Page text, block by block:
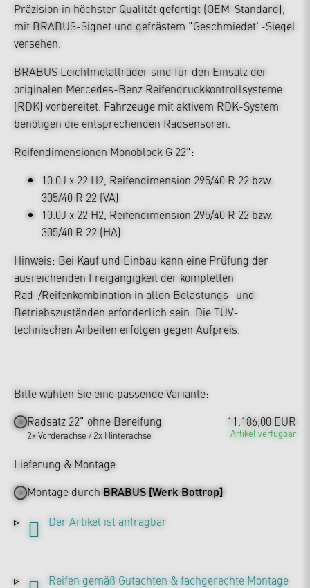
Präzision in höchster Qualität gefertigt (OEM-Standard),
mit BRABUS-Signet und gefrästem "Geschmiedet"-Siegel
versehen.
BRABUS Leichtmetallräder sind für den Einsatz der
originalen Mercedes-Benz Reifendruckkontrollsysteme
(RDK) vorbereitet. Fahrzeuge mit aktivem RDK-System
benötigen die entsprechenden Radsensoren.
Reifendimensionen Monoblock G 22":
10.0J x 22 H2, Reifendimension 295/40 R 22 bzw.
305/40 R 22 (VA)
10.0J x 22 H2, Reifendimension 295/40 R 22 bzw.
305/40 R 22 (HA)
Hinweis: Bei Kauf und Einbau kann eine Prüfung der
ausreichenden Freigängigkeit der kompletten
Rad-/Reifenkombination in allen Belastungs- und
Betriebszuständen erforderlich sein. Die TÜV-
technischen Arbeiten erfolgen gegen Aufpreis.
Bitte wählen Sie eine passende Variante:
Radsatz 22" ohne Bereifung
2x Vorderachse / 2x Hinterachse
11.186,00 EUR
Artikel verfügbar
Lieferung & Montage
Montage durchBRABUS [Werk Bottrop]
Der Artikel ist anfragbar
Reifen gemäß Gutachten & fachgerechte Montage